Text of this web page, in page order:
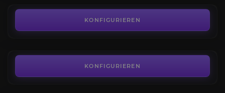
KONFIGURIEREN
KONFIGURIEREN